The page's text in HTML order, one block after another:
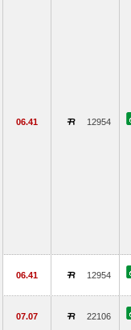
06.41 12954
06.41 12954
07.07 22106